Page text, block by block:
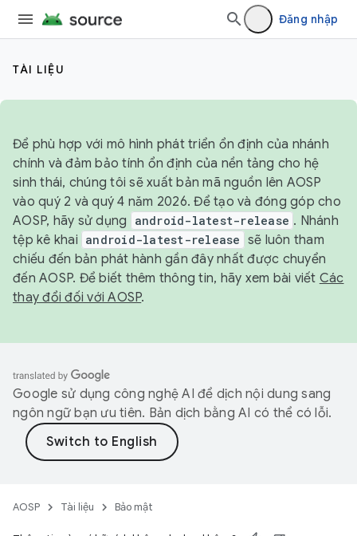
Đăng nhập
TÀI LIỆU
Để phù hợp với mô hình phát triển ổn định của nhánh
chính và đảm bảo tính ổn định của nền tảng cho hệ
sinh thái, chúng tôi sẽ xuất bản mã nguồn lên AOSP
vào quý 2 và quý 4 năm 2026. Để tạo và đóng góp cho
AOSP, hãy sử dụng
android-latest-release . Nhánh
tệp kê khai android-latest-release sẽ luôn tham
chiếu đến bản phát hành gần đây nhất được chuyển
đến AOSP. Để biết thêm thông tin, hãy xem bài viết Các
thay đổi đối với AOSP.
Google sử dụng công nghệ AI để dịch nội dung sang
ngôn ngữ bạn ưu tiên. Bản dịch bằng AI có thể có lỗi.
AOSP Tài liệu Bảo mật